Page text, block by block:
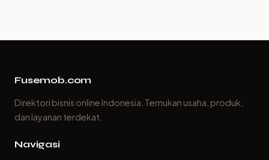
Fusemob.com
Direktori bisnis online Indonesia. Temukan usaha, produk,
dan layanan terdekat.
Navigasi